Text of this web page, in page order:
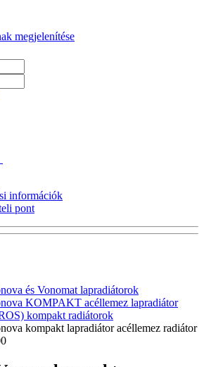
megjelenítése
információk
pont
és Vonomat lapradiátorok
KOMPAKT acéllemez lapradiátor
kompakt radiátorok
kompakt lapradiátor acéllemez radiátor